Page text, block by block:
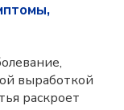
выработкой
раскроет